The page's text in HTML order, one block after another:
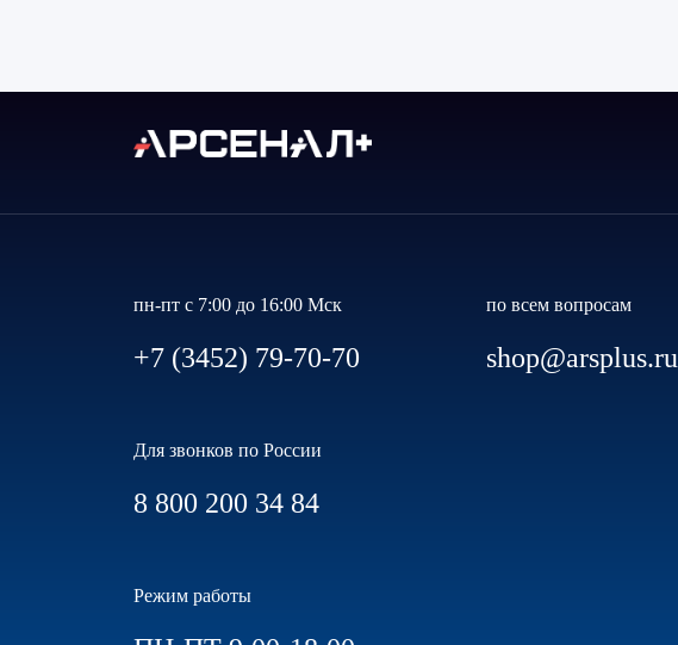
пн-пт с 7:00 до 16:00 Мск
+7 (3452) 79-70-70
по всем вопросам
shop@arsplus.ru
Для звонков по России
8 800 200 34 84
Режим работы